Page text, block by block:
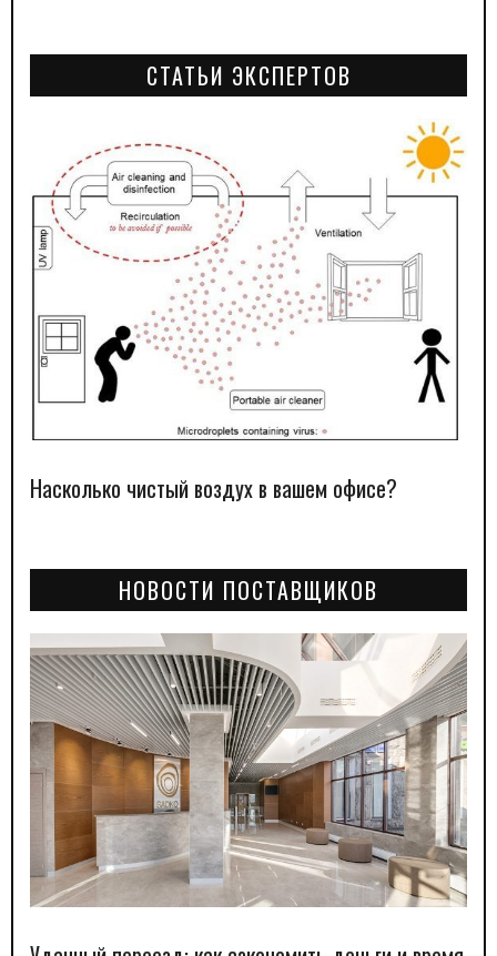
СТАТЬИ ЭКСПЕРТОВ
Насколько чистый воздух в вашем офисе?
НОВОСТИ ПОСТАВЩИКОВ